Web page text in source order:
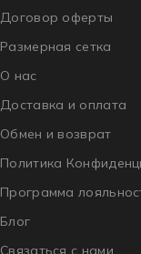
Договор оферты
Размерная сетка
О нас
Доставка и оплата
Обмен и возврат
Политика
Программа
Блог
Связаться с нами